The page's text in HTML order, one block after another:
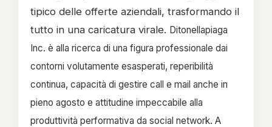
tipico delle offerte aziendali, trasformando il
tutto in una caricatura virale. Ditonellapiaga
Inc. è alla ricerca di una figura professionale dai
contorni volutamente esasperati, reperibilità
continua, capacità di gestire call e mail anche in
pieno agosto e attitudine impeccabile alla
produttività performativa da social network. A